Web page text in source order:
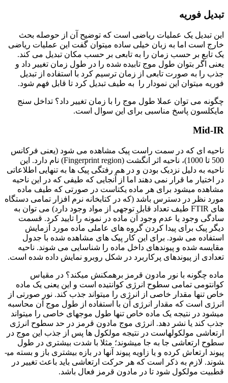
تبدیل فوریه
این تبدیل یک عملیات ریاضی است که توضیح آن از حوصله بحث
خارج است اما به زبان خیلی ساده می­توان گفت این عملیات ریاضی
یک تابع بر حسب زمان را به تابعی بر حسب مکان تبدیل می­ کند.
یعنی اگر بتوان طول موج تابیده شده را در طول زمان تغییر داد و
جذب را به صورت تابعی از زمان ترسیم کرد با استفاده از تبدیل
فوریه می­توان این نمودار را به طیف تبدیل کرد تا قابل فهم شود.
چگونه می توان عملا طول موج را با زمان تغییر داد؟ تداخل سنج
مایکلسون پاسخ مناسبی برای این سوال است.
Mid-IR
ناحیه ای که در سمت راست پیک مشاهده می شود (یعنی فرکانس
500 تا 1000)، ناحیه اثر انگشت (Fingerprint region) نام دارد. این
ناحیه به دلیل نزدیک بودن و در هم رفتگی پیک ها به تنهایی اطلاعاتی
در اختیار ما قرار نمی دهند اما از آنجایی که طیفی که در این ناحیه
مشاهده می­شود برای هر ماده یکتاست در صورتی که طیف ماده
مورد نظر در دسترس باشد (که در کتابخانه نرم افزار تمامی دستگاه
های FTIR طیف تعداد قابل توجهی از مواد وجود دارد) می توان به
سادگی وجود یا عدم وجود آن ماده در نمونه را تایید کرد. قسمت
دیگر پیک برای پیدا کردن گروه های عاملی ماده مورد آزمایش
استفاده می شود. برای این کار پیک های مشاهده شده با جدول
مقایسه شده و پیوندهای داخل ماده را شناسایی می شوند. ناحیه
تعدادی از پیوندهای پرکاربرد در شکل روبرو نمایش داده شده است.
ماده چگونه با نور مادون قرمز برهمکنش می­کند؟ در مقیاس
کوانتومی تمامی سطوح انرژی کوانتیده است و این یعنی یک ماده
خاص تنها مقدار خاصی از انرژی را می­تواند جذب کند. نور صورتی از
انرژی است که مقدار انرژی آن با استفاده از طول موج آن محاسبه
می­شود در نتیجه یک ماده خاص تنها طول موج­های خاصی را می­تواند
جذب کند یا نشر دهد. انرژی موج مادون قرمز در حد سطوح انرژی
ارتعاشی مولکول­هاست در نتیجه مولکول ها پس از جذب این موج در
سطوح ارتعاشی جا به جا می­شوند؛ مثلا با شدت بیشتری در طول
پیوند ارتعاش کرده و یا زاویه پیوند آن­ها در بازه بیشتری باز و بسته می­
شوند. لازم به ذکر است که هر حرکت ارتعاشی باید باعث تغییر در
قطبیت مولکول شود تا در مادون قرمز فعال باشد.